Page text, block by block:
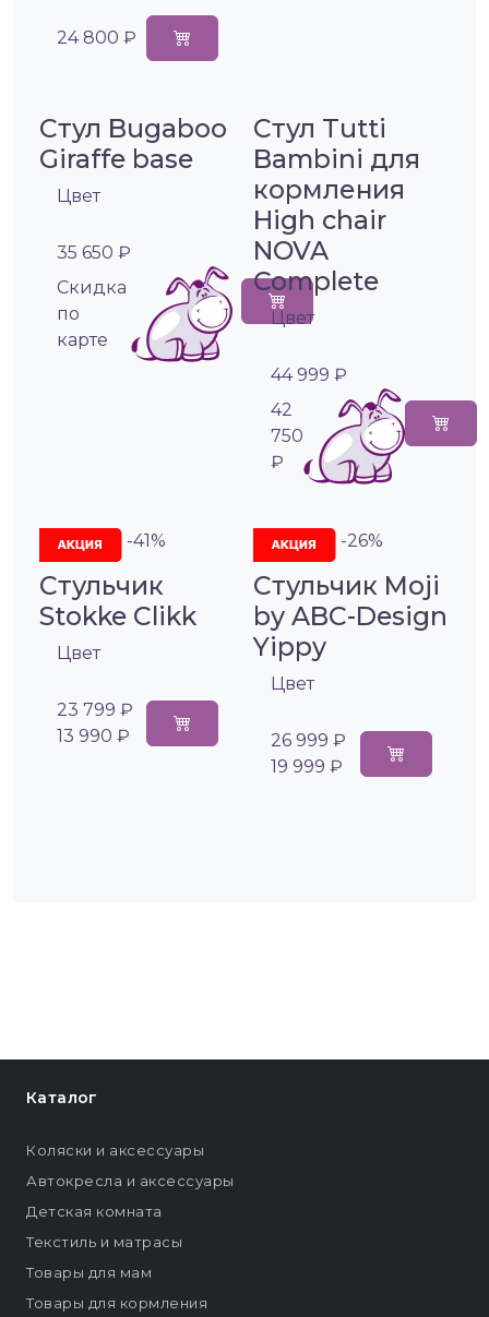
24 800 ₽
Стул Bugaboo
Giraffe base
Цвет
35 650 ₽
Cкидка
по
карте
Стул Tutti
Bambini для
кормления
High chair
NOVA
Complete
Цвет
44 999 ₽
42
750
₽
-41%
Стульчик
Stokke Clikk
Цвет
23 799 ₽
13 990 ₽
-26%
Стульчик Moji
by ABC-Design
Yippy
Цвет
26 999 ₽
19 999 ₽
Каталог
Коляски и аксессуары
Автокресла и аксессуары
Детская комната
Текстиль и матрасы
Товары для мам
Товары для кормления